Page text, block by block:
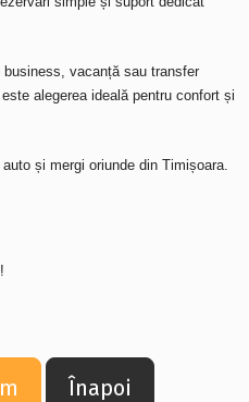
vacanță sau transfer
alegerea ideală pentru confort și
și mergi oriunde din Timișoara
Înapoi